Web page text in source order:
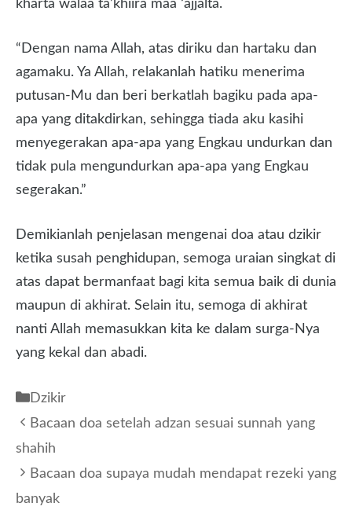
kharta walaa ta’khiira maa ‘ajjalta.
“Dengan nama Allah, atas diriku dan hartaku dan
agamaku. Ya Allah, relakanlah hatiku menerima
putusan-Mu dan beri berkatlah bagiku pada apa-
apa yang ditakdirkan, sehingga tiada aku kasihi
menyegerakan apa-apa yang Engkau undurkan dan
tidak pula mengundurkan apa-apa yang Engkau
segerakan.”
Demikianlah penjelasan mengenai doa atau dzikir
ketika susah penghidupan, semoga uraian singkat di
atas dapat bermanfaat bagi kita semua baik di dunia
maupun di akhirat. Selain itu, semoga di akhirat
nanti Allah memasukkan kita ke dalam surga-Nya
yang kekal dan abadi.
Kategori
Dzikir
Bacaan doa setelah adzan sesuai sunnah yang
shahih
Bacaan doa supaya mudah mendapat rezeki yang
banyak